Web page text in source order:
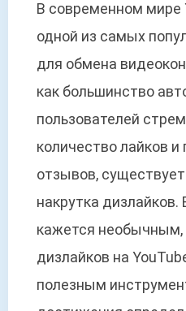
В современном мире
одной из самых
для обмена
как большинство
пользователей
количество лайков
отзывов,
накрутка
кажется необычным,
дизлайков на
полезным